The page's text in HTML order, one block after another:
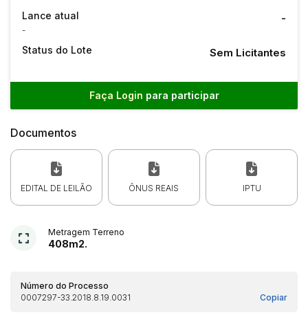
Lance atual
-
-
Status do Lote Sem Licitantes
Faça Login para participar
Documentos
EDITAL DE LEILÃO ÔNUS REAIS IPTU
Metragem Terreno
408m2.
Número do Processo
0007297-33.2018.8.19.0031
Copiar